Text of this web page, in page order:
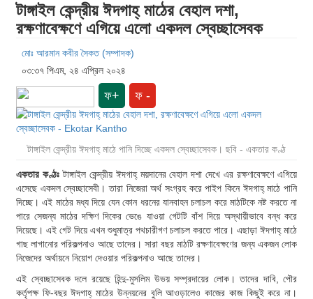
টাঙ্গাইল কেন্দ্রীয় ঈদগাহ্ মাঠের বেহাল দশা,
রক্ষণাবেক্ষণে এগিয়ে এলো একদল স্বেচ্ছাসেবক
মোঃ আরমান কবীর সৈকত (সম্পাদক)
০৩:৩৭ পিএম, ২৪ এপ্রিল ২০২৪
ফ+ ফ -
টাঙ্গাইল কেন্দ্রীয় ঈদগাহ্ মাঠে পানি দিচ্ছে একদল স্বেচ্ছাসেবক। ছবি - একতার কণ্ঠ
একতার কণ্ঠঃটাঙ্গাইল কেন্দ্রীয় ঈদগাহ্ ময়দানের বেহাল দশা দেখে এর রক্ষণাবেক্ষণে এগিয়ে
এসেছে একদল স্বেচ্ছাসেবী। তারা নিজেরা অর্থ সংগ্রহ করে পাইপ কিনে ঈদগাহ্ মাঠে পানি
দিচ্ছে। এই মাঠের মধ্য দিয়ে যেন কোন ধরনের যানবাহন চলাচল করে মাঠটিকে নষ্ট করতে না
পারে সেজন্য মাঠের দক্ষিণ দিকের ভেঙে যাওয়া গেটটি বাঁশ দিয়ে অস্থায়ীভাবে বন্ধ করে
দিয়েছে। এই গেট দিয়ে এখন শুধুমাত্র পথচারীগণ চলাচল করতে পারে। এছাড়া ঈদগাহ্ মাঠে
গাছ লাগানোর পরিকল্পনাও আছে তাদের। সারা বছর মাঠটি রক্ষণাবেক্ষণের জন্য একজন লোক
নিজেদের অর্থায়নে নিয়োগ দেওয়ার পরিকল্পনাও আছে তাদের।
এই স্বেচ্ছাসেবক দলে রয়েছে হিন্দু-মুসলিম উভয় সম্প্রদায়ের লোক। তাদের দাবি, পৌর
কর্তৃপক্ষ ফি-বছর ঈদগাহ্ মাঠের উন্নয়নের বুলি আওড়ালেও কাজের কাজ কিছুই করে না।